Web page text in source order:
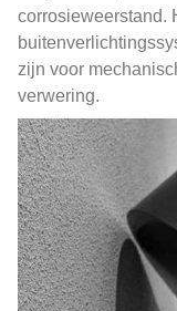
corrosieweerstand.
zijn voor
verwering.